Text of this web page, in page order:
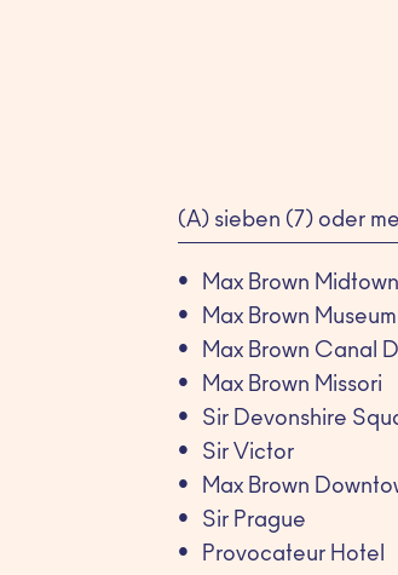
(A) sieben (7) oder
Max Brown Midtown
Max Brown
Max Brown Canal
Max Brown Missori
Sir Devonshire
Sir Victor
Max Brown
Sir Prague
Provocateur Hotel